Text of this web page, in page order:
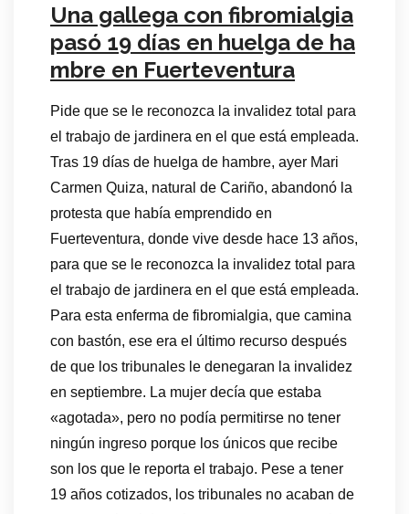
Una gallega con fibromialgia
pasó 19 días en huelga de ha
mbre en Fuerteventura
Pide que se le reconozca la invalidez total para
el trabajo de jardinera en el que está empleada.
Tras 19 días de huelga de hambre, ayer Mari
Carmen Quiza, natural de Cariño, abandonó la
protesta que había emprendido en
Fuerteventura, donde vive desde hace 13 años,
para que se le reconozca la invalidez total para
el trabajo de jardinera en el que está empleada.
Para esta enferma de fibromialgia, que camina
con bastón, ese era el último recurso después
de que los tribunales le denegaran la invalidez
en septiembre. La mujer decía que estaba
«agotada», pero no podía permitirse no tener
ningún ingreso porque los únicos que recibe
son los que le reporta el trabajo. Pese a tener
19 años cotizados, los tribunales no acaban de